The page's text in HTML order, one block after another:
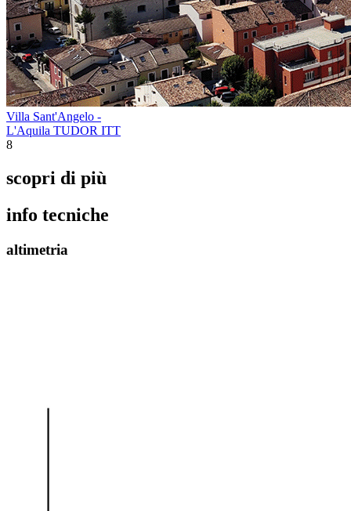
Villa Sant'Angelo -
L'Aquila TUDOR ITT
8
scopri di più
info tecniche
altimetria